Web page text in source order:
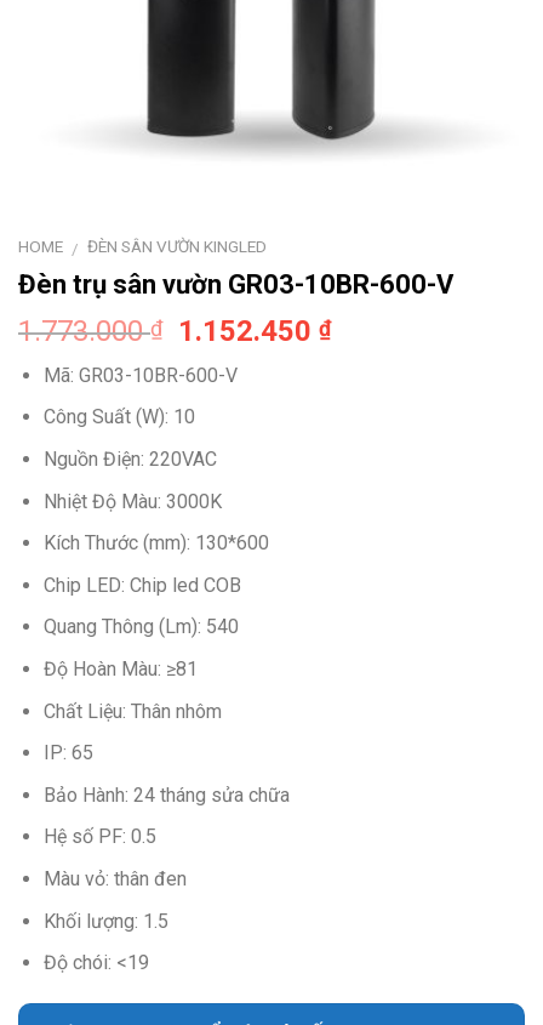
HOME / ĐÈN SÂN VƯỜN KINGLED
Đèn trụ sân vườn GR03-10BR-600-V
1.773.000₫
Original
price
was:
1.773.000 ₫.
1.152.450₫Current
Mã: GR03-10BR-600-V
Công Suất (W): 10
Nguồn Điện: 220VAC
Nhiệt Độ Màu: 3000K
Kích Thước (mm): 130*600
Chip LED: Chip led COB
Quang Thông (Lm): 540
Độ Hoàn Màu: ≥81
Chất Liệu: Thân nhôm
IP: 65
Bảo Hành: 24 tháng sửa chữa
Hệ số PF: 0.5
Màu vỏ: thân đen
Khối lượng: 1.5
Độ chói: <19